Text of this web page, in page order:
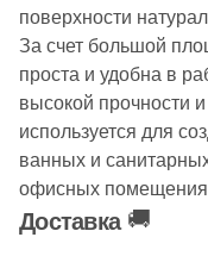
поверхности
За счет большой
проста и удобна в
высокой прочности
используется для
ванных и
офисных
Доставка 🚚